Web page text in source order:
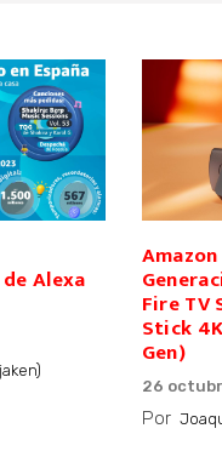
Alexa
Fire TV
Stick
Gen)
26
Por